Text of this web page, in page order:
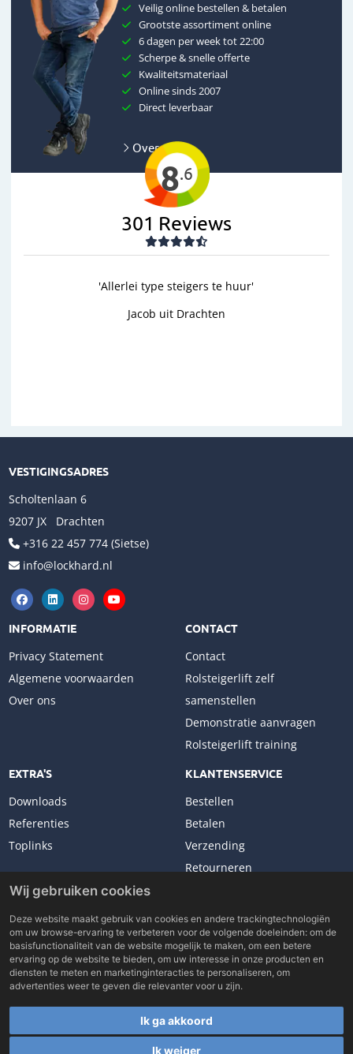
Veilig online bestellen & betalen
Grootste assortiment online
6 dagen per week tot 22:00
Scherpe & snelle offerte
Kwaliteitsmateriaal
Online sinds 2007
Direct leverbaar
Over ons
8.6
301 Reviews
type steigers te huur'
VESTIGINGSADRES
Scholtenlaan 6
9207 JX Drachten
+316 22 457 774 (Sietse)
info@lockhard.nl
INFORMATIE
Privacy Statement
Algemene voorwaarden
Over ons
CONTACT
Contact
Rolsteigerlift zelf
samenstellen
Demonstratie aanvragen
Rolsteigerlift training
EXTRA'S
Downloads
Referenties
Toplinks
KLANTENSERVICE
Bestellen
Betalen
Verzending
Retourneren
Copyright © 2026 Lockhard Benelux. All rights reserved.
Made with
byBO. Be Original
Rolsteigerlift zelf samenstellen
instellingen
Wij gebruiken cookies
Deze website maakt gebruik van cookies en andere trackingtechnologiën
om uw browse-ervaring te verbeteren voor de volgende doeleinden: om de
basisfunctionaliteit van de website mogelijk te maken, om een betere
ervaring op de website te bieden, om uw interesse in onze producten en
diensten te meten en marketinginteracties te personaliseren, om
advertenties weer te geven die relevanter voor u zijn.
Ik ga akkoord
Ik weiger